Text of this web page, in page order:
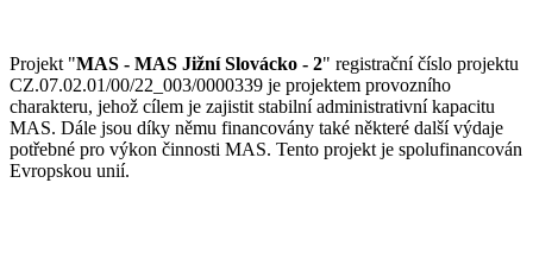
Projekt "MAS - MAS Jižní Slovácko - 2" registrační číslo projektu
CZ.07.02.01/00/22_003/0000339 je projektem provozního
charakteru, jehož cílem je zajistit stabilní administrativní kapacitu
MAS. Dále jsou díky němu financovány také některé další výdaje
potřebné pro výkon činnosti MAS. Tento projekt je spolufinancován
Evropskou unií.